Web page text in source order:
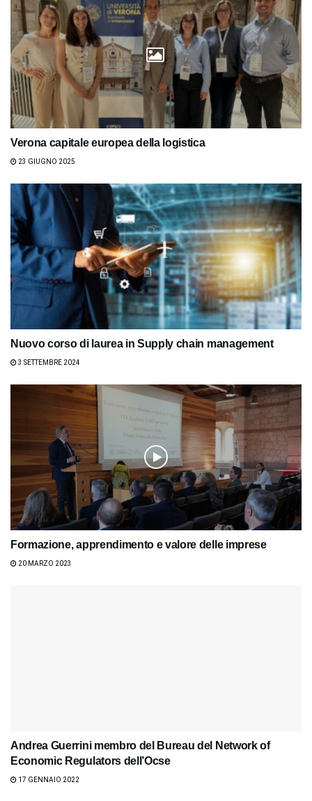
Verona capitale europea della logistica
23 GIUGNO 2025
Nuovo corso di laurea in Supply chain management
3 SETTEMBRE 2024
Formazione, apprendimento e valore delle imprese
20 MARZO 2023
Andrea Guerrini membro del Bureau del Network of
Economic Regulators dell’Ocse
17 GENNAIO 2022